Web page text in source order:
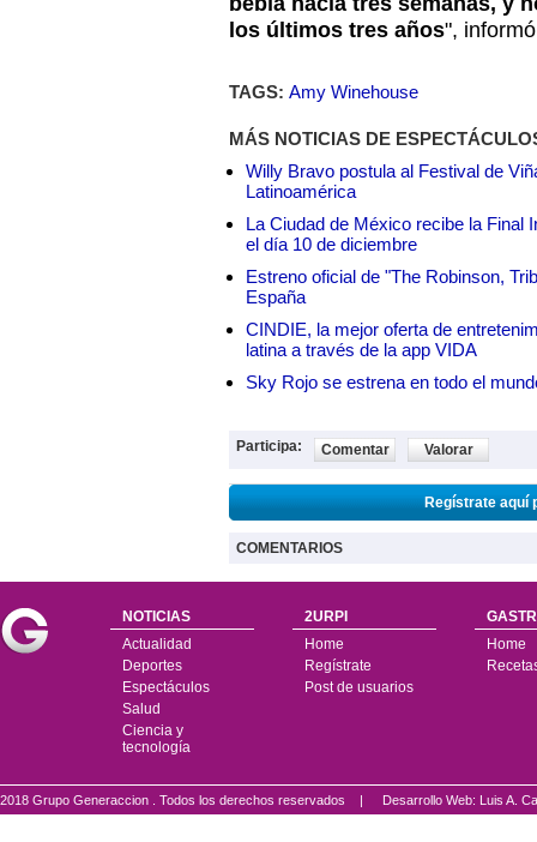
los últimos tres años",
TAGS: Amy Winehouse
MÁS NOTICIAS DE
Willy Bravo postula al Festival de
Latinoamérica
La Ciudad de México recibe la Final
el día 10 de diciembre
Estreno oficial de "The Robinson,
España
CINDIE, la mejor oferta de
latina a través de la app VIDA
Sky Rojo se estrena en todo el
Participa: Comentar Valorar
Regístrate aquí
COMENTARIOS
NOTICIAS
Actualidad
Deportes
Espectáculos
Salud
Ciencia y
tecnología
2URPI
Home
Regístrate
Post de usuarios
Home
2018 Grupo Generaccion . Todos los derechos reservados | Desarrollo Web: Luis